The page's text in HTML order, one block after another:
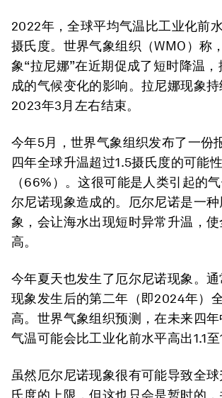
2022年，全球平均气温比工业化前
摄氏度。 世界气象组织（WMO）称
象“拉尼娜”在近期促成了短时降温
成的气候变化的影响。拉尼娜现象
2023年3月左右结束。
今年5月，世界气象组织发布了一份
四年全球升温超过1.5摄氏度的可能
（66%）。这很可能是人类引起的
尔尼诺现象造成的。厄尔尼诺是一
象，会让海水出现短时异常升温，
高。
今年夏天也发生了厄尔尼诺现象。
现象发生后的第二年（即2024年）
高。世界气象组织预测，在未来四
气温可能会比工业化前水平高出1.1至
虽然厄尔尼诺现象很有可能导致全
氏度的上限，但这也只会是暂时的